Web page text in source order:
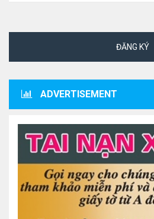
ĐĂNG KÝ
ADVERTISEMENT